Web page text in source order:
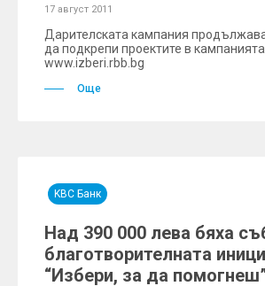
17 август 2011
Дарителската кампания
да подкрепи проектите в
www.izberi.rbb.bg
Още
KBC Банк
Над 390 000 лева бяха
благотворителната
“Избери, за да